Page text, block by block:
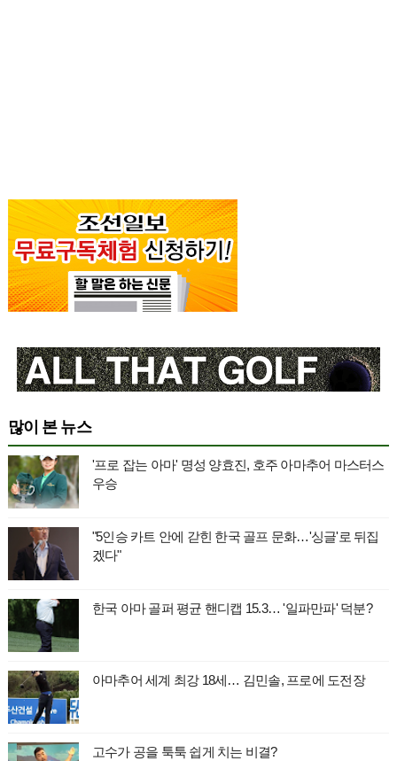
많이 본 뉴스
'프로 잡는 아마' 명성 양효진, 호주 아마추어 마스터스
우승
"5인승 카트 안에 갇힌 한국 골프 문화…'싱글'로 뒤집
겠다"
한국 아마 골퍼 평균 핸디캡 15.3… '일파만파' 덕분?
아마추어 세계 최강 18세… 김민솔, 프로에 도전장
고수가 공을 툭툭 쉽게 치는 비결?